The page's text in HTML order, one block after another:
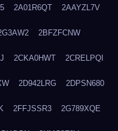
2A01R6QT 2AAYZL7V
2BFZFCNW
2CKA0HWT 2CRELPQI
2D942LRG 2DPSN680
2FFJSSR3 2G789XQE